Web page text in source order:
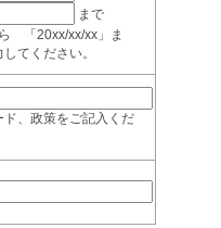
まで
「20xx/xx/xx」ま
てください。
、政策をご記入くだ